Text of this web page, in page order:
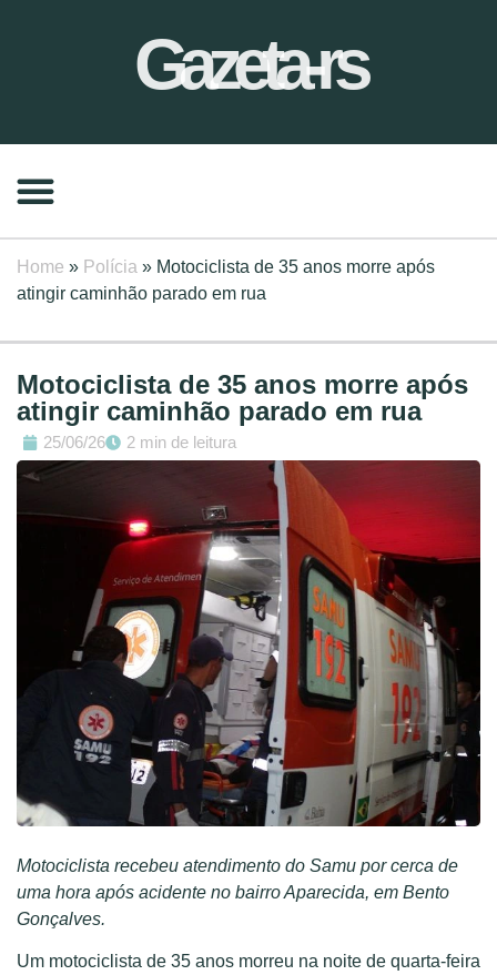
Gazeta-rs
Home » Polícia » Motociclista de 35 anos morre após
atingir caminhão parado em rua
Motociclista de 35 anos morre após
atingir caminhão parado em rua
25/06/26 2 min de leitura
Motociclista recebeu atendimento do Samu por cerca de
uma hora após acidente no bairro Aparecida, em Bento
Gonçalves.
Um motociclista de 35 anos morreu na noite de quarta-feira